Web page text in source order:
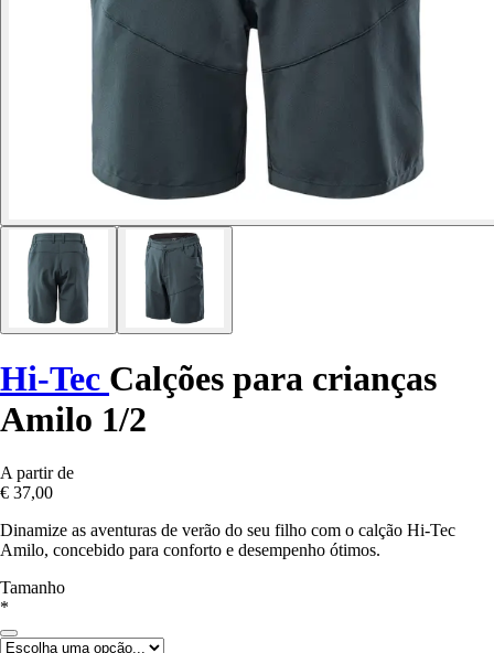
Hi-Tec Calções para crianças
Amilo 1/2
A partir de
€ 37,00
Dinamize as aventuras de verão do seu filho com o calção Hi-Tec
Amilo, concebido para conforto e desempenho ótimos.
Tamanho
*